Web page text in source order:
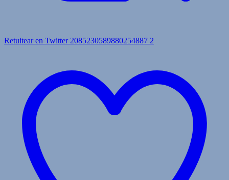
Retuitear en Twitter 2085230589880254887 2